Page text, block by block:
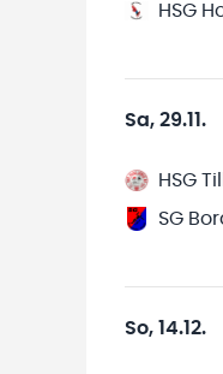
HSG
Sa, 29.11.
HSG
SG
So, 14.12.